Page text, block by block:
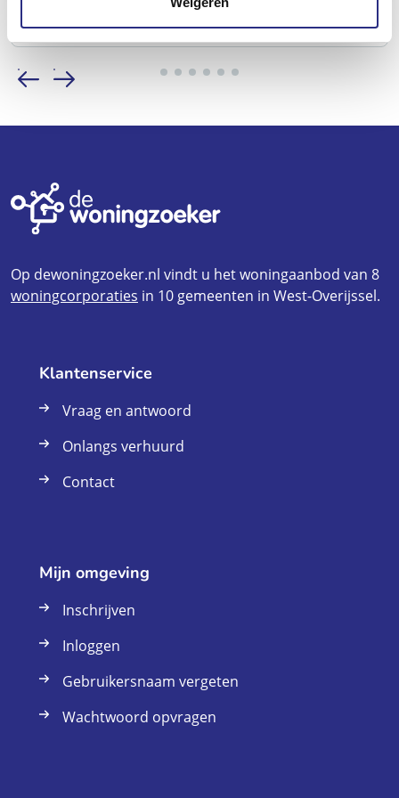
Op dewoningzoeker.nl vindt u het woningaanbod van 8
woningcorporaties in 10 gemeenten in West-Overijssel.
Klantenservice
Vraag en antwoord
Onlangs verhuurd
Contact
Mijn omgeving
Inschrijven
Inloggen
Gebruikersnaam vergeten
Wachtwoord opvragen